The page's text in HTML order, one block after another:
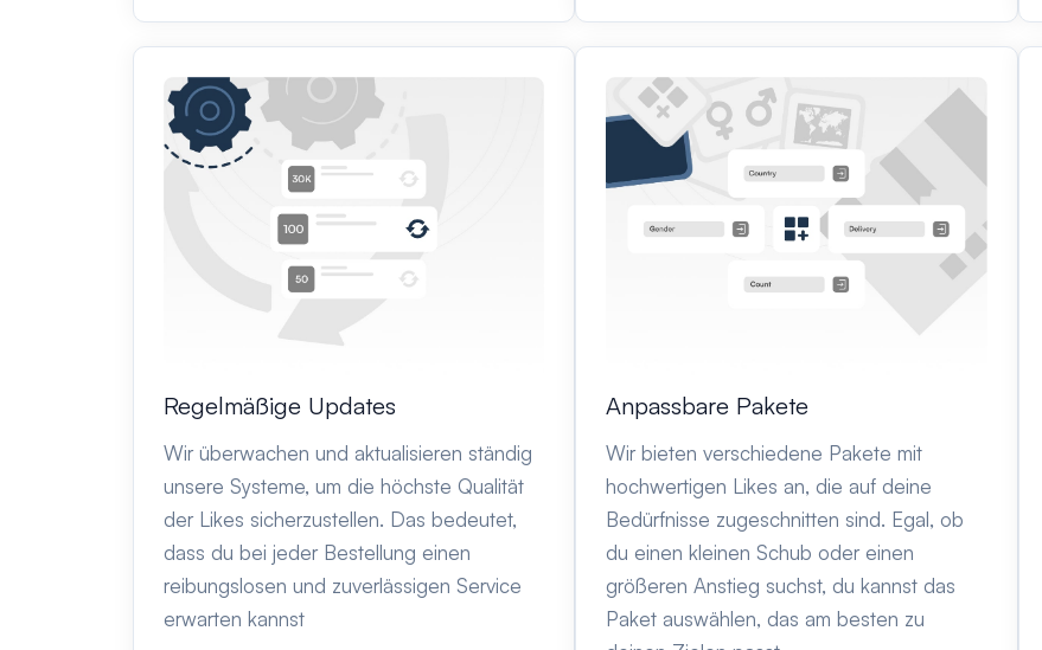
Regelmäßige Updates
Wir überwachen und aktualisieren ständig
unsere Systeme, um die höchste Qualität
der Likes sicherzustellen. Das bedeutet,
dass du bei jeder Bestellung einen
reibungslosen und zuverlässigen Service
erwarten kannst
Anpassbare Pakete
Wir bieten verschiedene Pakete mit
hochwertigen Likes an, die auf deine
Bedürfnisse zugeschnitten sind. Egal, ob
du einen kleinen Schub oder einen
größeren Anstieg suchst, du kannst das
Paket auswählen, das am besten zu